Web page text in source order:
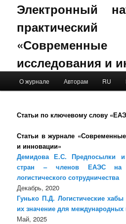
Электронный
исследования и
Skip to primary content
Skip to secondary content
О журнале Авторам RU
Статьи по ключевому слову
Статьи в журнале
и инновации»
Демидова Е.С. Предпосылки и
стран – членов ЕАЭС на
логистического сотрудничества
Декабрь, 2020
Гунько П.Д. Логистические
их значение для международных
Май, 2025